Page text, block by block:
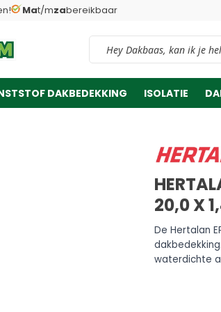
Mat/mzabereikbaar
Vind snel jouw product
DAKBEDEKKING ISOLATIE
20,0 X
De Hertalan
waterdichte